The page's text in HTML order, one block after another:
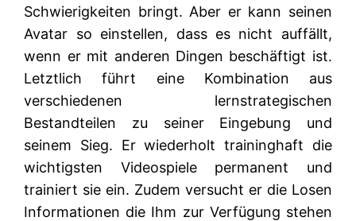
Schwierigkeiten bringt. Aber er kann seinen
Avatar so einstellen, dass es nicht auffällt,
wenn er mit anderen Dingen beschäftigt ist.
Letztlich führt eine Kombination aus
verschiedenen lernstrategischen
Bestandteilen zu seiner Eingebung und
seinem Sieg. Er wiederholt traininghaft die
wichtigsten Videospiele permanent und
trainiert sie ein. Zudem versucht er die Losen
Informationen die Ihm zur Verfügung stehen